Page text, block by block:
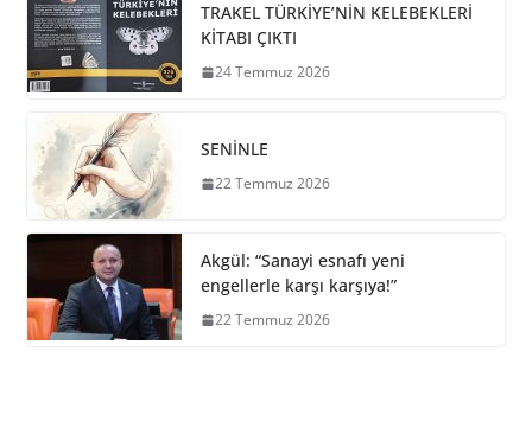
TRAKEL TÜRKİYE’NİN KELEBEKLERİ
KİTABI ÇIKTI
24 Temmuz 2026
SENİNLE
22 Temmuz 2026
Akgül: “Sanayi esnafı yeni
engellerle karşı karşıya!”
22 Temmuz 2026